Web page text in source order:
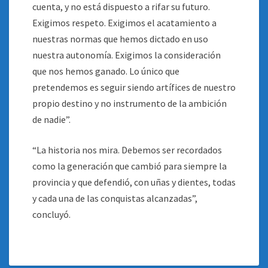
cuenta, y no está dispuesto a rifar su futuro.
Exigimos respeto. Exigimos el acatamiento a
nuestras normas que hemos dictado en uso
nuestra autonomía. Exigimos la consideración
que nos hemos ganado. Lo único que
pretendemos es seguir siendo artífices de nuestro
propio destino y no instrumento de la ambición
de nadie”.
“La historia nos mira. Debemos ser recordados
como la generación que cambió para siempre la
provincia y que defendió, con uñas y dientes, todas
y cada una de las conquistas alcanzadas”,
concluyó.